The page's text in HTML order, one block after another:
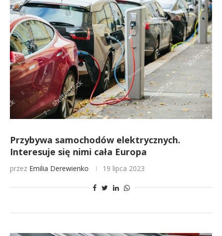
Przybywa samochodów elektrycznych.
Interesuje się nimi cała Europa
przez Emilia Derewienko 19 lipca 2023